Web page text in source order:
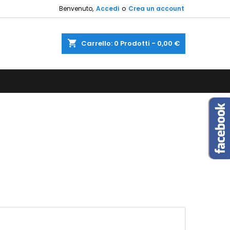
Benvenuto, Accedi o Crea un account
shopping_cart Carrello: 0 Prodotti - 0,00 €